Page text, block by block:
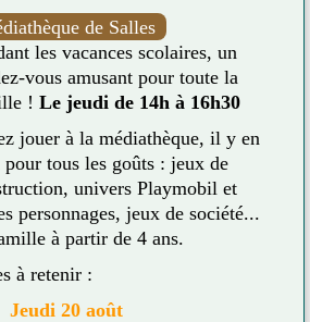
de Salles
les vacances scolaires, un
vous amusant pour toute la
! Le jeudi de 14h à 16h30
jouer à la médiathèque, il y en
pour tous les goûts : jeux de
univers Playmobil et
personnages, jeux de société...
à partir de 4 ans.
à retenir :
Jeudi 20 août